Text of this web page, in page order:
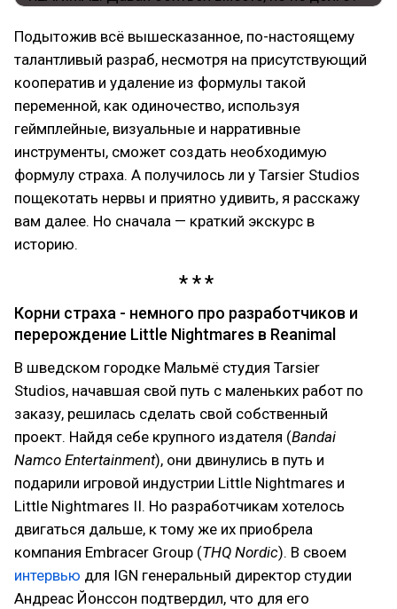
Подытожив всё вышесказанное, по-настоящему
талантливый разраб, несмотря на присутствующий
кооператив и удаление из формулы такой
переменной, как одиночество, используя
геймплейные, визуальные и нарративные
инструменты, сможет создать необходимую
формулу страха. А получилось ли у Tarsier Studios
пощекотать нервы и приятно удивить, я расскажу
вам далее. Но сначала — краткий экскурс в
историю.
Корни страха - немного про разработчиков и
перерождение Little Nightmares в Reanimal
В шведском городке Мальмё студия Tarsier
Studios, начавшая свой путь с маленьких работ по
заказу, решилась сделать свой собственный
проект. Найдя себе крупного издателя (Bandai
Namco Entertainment), они двинулись в путь и
подарили игровой индустрии Little Nightmares и
Little Nightmares II. Но разработчикам хотелось
двигаться дальше, к тому же их приобрела
компания Embracer Group (THQ Nordic). В своем
интервью для IGN генеральный директор студии
Андреас Йонссон подтвердил, что для его